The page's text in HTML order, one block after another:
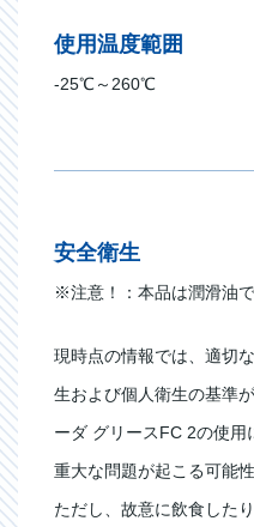
使用温度範囲
-25℃～260℃
安全衛生
※注意！：本品は潤滑油
現時点の情報では、適切
生および個人衛生の基準
ーダ グリースFC 2の使
重大な問題が起こる可能
ただし、故意に飲食した